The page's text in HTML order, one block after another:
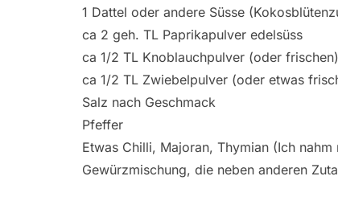
1 Dattel oder andere Süsse
ca 2 geh. TL Paprikapulver edelsüss
ca 1/2 TL Knoblauchpulver (oder frischen)
ca 1/2 TL Zwiebelpulver (oder etwas
Salz nach Geschmack
Pfeffer
Etwas Chilli, Majoran, Thymian (Ich
Gewürzmischung, die neben anderen